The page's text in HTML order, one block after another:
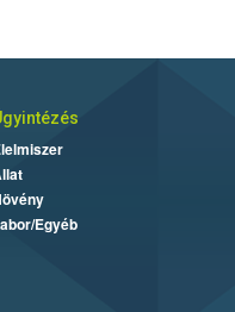
Egyéb